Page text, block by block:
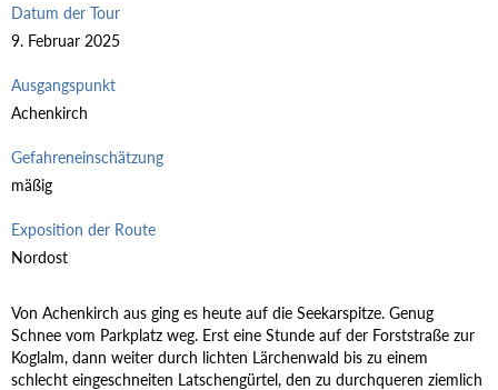
Datum der Tour
9. Februar 2025
Ausgangspunkt
Achenkirch
Gefahreneinschätzung
mäßig
Exposition der Route
Nordost
Von Achenkirch aus ging es heute auf die Seekarspitze. Genug
Schnee vom Parkplatz weg. Erst eine Stunde auf der Forststraße zur
Koglalm, dann weiter durch lichten Lärchenwald bis zu einem
schlecht eingeschneiten Latschengürtel, den zu durchqueren ziemlich